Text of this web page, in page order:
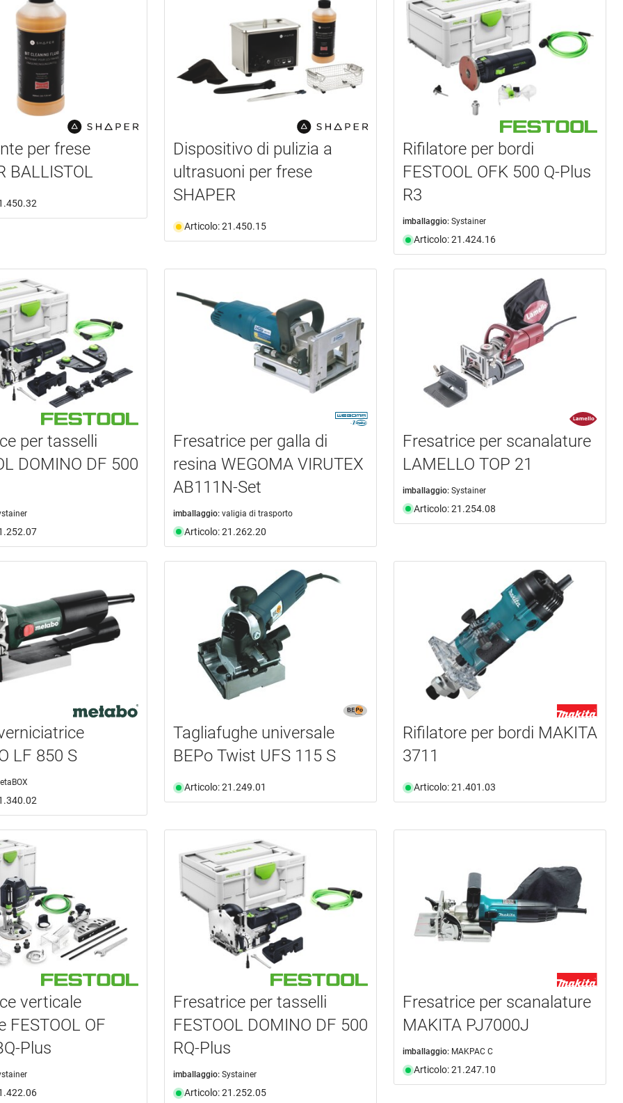
per frese
BALLISTOL
Dispositivo di pulizia a
ultrasuoni per frese
SHAPER
Articolo: 21.450.15
Rifilatore per bordi
FESTOOL OFK 500 Q-Plus
R3
imballaggio: Systainer
Articolo: 21.424.16
per tasselli
DOMINO DF 500
Fresatrice per galla di
resina WEGOMA VIRUTEX
AB111N-Set
imballaggio: valigia di trasporto
Articolo: 21.262.20
Fresatrice per scanalature
LAMELLO TOP 21
imballaggio: Systainer
Articolo: 21.254.08
LF 850 S
Tagliafughe universale
BEPo Twist UFS 115 S
Articolo: 21.249.01
Rifilatore per bordi MAKITA
3711
Articolo: 21.401.03
verticale
FESTOOL OF
Plus
Fresatrice per tasselli
FESTOOL DOMINO DF 500
RQ-Plus
imballaggio: Systainer
Articolo: 21.252.05
Fresatrice per scanalature
MAKITA PJ7000J
imballaggio: MAKPAC C
Articolo: 21.247.10